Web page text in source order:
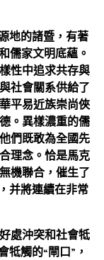
地的諸暨，有著
儒家文明底蘊。
性中追求共存與
社會關系供給了
平易近族崇尚俠
。異樣濃重的儒
們既敢為全國先
理念。恰是馬克
機聯合，催生了
并將連續在非常
處沖突和社會牴
牴觸的“閘口”，